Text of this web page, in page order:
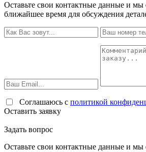
Оставьте свои контактные данные и
ближайшее время для обсуждения
Соглашаюсь с политикой
Оставить заявку
Задать вопрос
Оставьте свои контактные данные и